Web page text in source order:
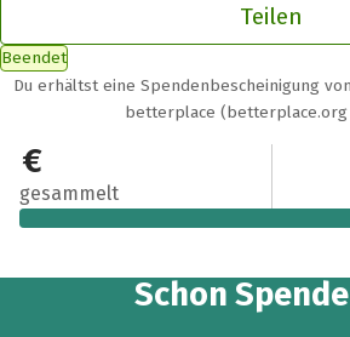
Teilen
Beendet
Du erhältst eine Spendenbescheinigung
betterplace (betterplace.org
1.000 €
gesammelt
Schon 21